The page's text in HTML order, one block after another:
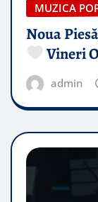
MUZICA
Noua
Vineri
admin